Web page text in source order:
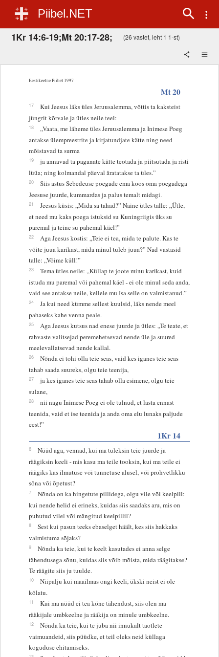
Piibel.NET
1Kr 14:6-19;Mt 20:17-28; (26 vastet, leht 1 1-st)
Eestikeelne Piibel 1997
Mt 20
17
Kui Jeesus läks üles Jeruusalemma, võttis ta kaksteist
jüngrit kõrvale ja ütles neile teel:
18
„Vaata, me läheme üles Jeruusalemma ja Inimese Poeg
antakse ülempreestrite ja kirjatundjate kätte ning need
mõistavad ta surma
19
ja annavad ta paganate kätte teotada ja piitsutada ja risti
lüüa; ning kolmandal päeval äratatakse ta üles.”
20
Siis astus Sebedeuse poegade ema koos oma poegadega
Jeesuse juurde, kummardas ja palus temalt midagi.
21
Jeesus küsis: „Mida sa tahad?” Naine ütles talle: „Ütle,
et need mu kaks poega istuksid su Kuningriigis üks su
paremal ja teine su pahemal käel!”
22
Aga Jeesus kostis: „Teie ei tea, mida te palute. Kas te
võite juua karikast, mida minul tuleb juua?” Nad vastasid
talle: „Võime küll!”
23
Tema ütles neile: „Küllap te joote minu karikast, kuid
istuda mu paremal või pahemal käel - ei ole minul seda anda,
vaid see antakse neile, kellele mu Isa selle on valmistanud.”
24
Ja kui need kümme sellest kuulsid, läks nende meel
pahaseks kahe venna peale.
25
Aga Jeesus kutsus nad enese juurde ja ütles: „Te teate, et
rahvaste valitsejad peremehetsevad nende üle ja suured
meelevallatsevad nende kallal.
26
Nõnda ei tohi olla teie seas, vaid kes iganes teie seas
tahab saada suureks, olgu teie teenija,
27
ja kes iganes teie seas tahab olla esimene, olgu teie
sulane,
28
nii nagu Inimese Poeg ei ole tulnud, et lasta ennast
teenida, vaid et ise teenida ja anda oma elu lunaks paljude
eest!”
1Kr 14
6
Nüüd aga, vennad, kui ma tuleksin teie juurde ja
räägiksin keeli - mis kasu ma teile tooksin, kui ma teile ei
räägiks kas ilmutuse või tunnetuse alusel, või prohvetlikku
sõna või õpetust?
7
Nõnda on ka hingetute pillidega, olgu vile või keelpill:
kui nende helid ei erineks, kuidas siis saadaks aru, mis on
puhutud vilel või mängitud keelpillil?
8
Sest kui pasun teeks ebaselget häält, kes siis hakkaks
valmistuma sõjaks?
9
Nõnda ka teie, kui te keelt kasutades ei anna selge
tähendusega sõnu, kuidas siis võib mõista, mida räägitakse?
Te räägite siis ju tuulde.
10
Niipalju kui maailmas ongi keeli, ükski neist ei ole
kõlatu.
11
Kui ma nüüd ei tea kõne tähendust, siis olen ma
rääkijale umbkeelne ja rääkija on minule umbkeelne.
12
Nõnda ka teie, kui te juba nii innukalt taotlete
vaimuandeid, siis püüdke, et teil oleks neid küllaga
koguduse ehitamiseks.